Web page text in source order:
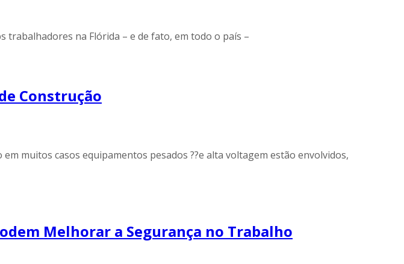
na Flórida – e de fato, em todo o país –
Construção
muitos casos equipamentos pesados ??e alta voltagem estão envolvidos,
Melhorar a Segurança no Trabalho